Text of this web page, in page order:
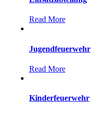
Read More
Jugendfeuerwehr
Read More
Kinderfeuerwehr